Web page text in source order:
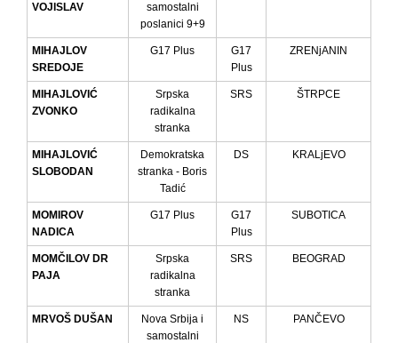
VOJISLAV
samostalni
poslanici 9+9
MIHAJLOV
SREDOJE
G17 Plus
G17
Plus
ZRENjANIN
MIHAJLOVIĆ
ZVONKO
Srpska
radikalna
stranka
SRS ŠTRPCE
MIHAJLOVIĆ
SLOBODAN
Demokratska
stranka - Boris
Tadić
DS KRALjEVO
MOMIROV
NADICA
G17 Plus
G17
Plus
SUBOTICA
MOMČILOV DR
PAJA
Srpska
radikalna
stranka
SRS BEOGRAD
MRVOŠ DUŠAN
Nova Srbija i
samostalni
NS PANČEVO